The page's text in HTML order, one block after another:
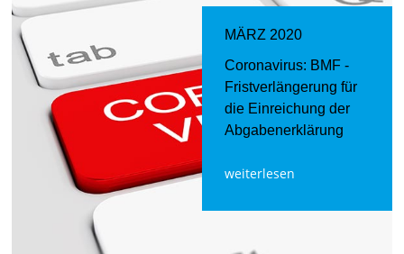
MÄRZ 2020
Coronavirus: BMF -
Fristverlängerung für
die Einreichung der
Abgabenerklärung
weiterlesen